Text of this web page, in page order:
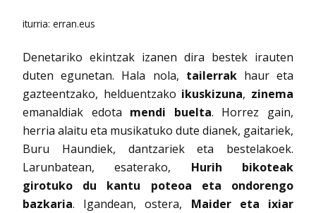
iturria: erran.eus
Denetariko ekintzak izanen dira bestek irauten
duten egunetan. Hala nola, tailerrakhaur eta
gazteentzako, helduentzako ikuskizuna, zinema
emanaldiak edota mendi buelta. Horrez gain,
herria alaitu eta musikatuko dute dianek, gaitariek,
Buru Haundiek, dantzariek eta bestelakoek.
Larunbatean, esaterako, Hurih bikoteak
girotuko du kantu poteoa eta ondorengo
bazkaria. Igandean, ostera, Maider eta ixiar